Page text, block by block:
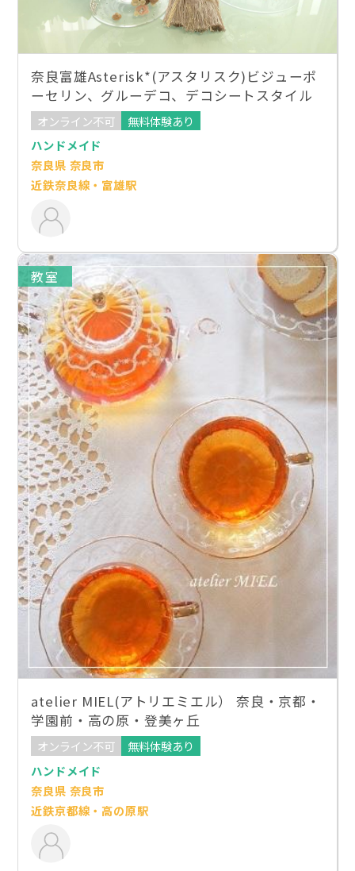
奈良富雄Asterisk*(アスタリスク)ビジューポ
ーセリン、グルーデコ、デコシートスタイル
オンライン不可
無料体験あり
ハンドメイド
奈良県 奈良市
近鉄奈良線・富雄駅
教室
atelier MIEL(アトリエミエル） 奈良・京都・
学園前・高の原・登美ヶ丘
オンライン不可
無料体験あり
ハンドメイド
奈良県 奈良市
近鉄京都線・高の原駅